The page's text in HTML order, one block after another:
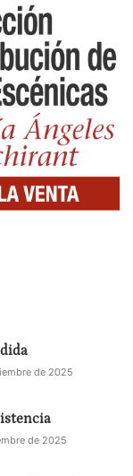
de 2025
de 2025